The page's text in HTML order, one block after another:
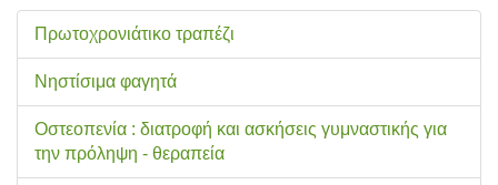
Πρωτοχρονιάτικο τραπέζι
Νηστίσιμα φαγητά
Οστεοπενία : διατροφή και ασκήσεις γυμναστικής για
την πρόληψη - θεραπεία